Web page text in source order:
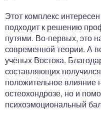
Этот комплекс
подходит к решению
путями. Во-первых, это
современной теории. А
учёных Востока.
составляющих
положительное влияние
остеохондрозе, но и
психоэмоциональный